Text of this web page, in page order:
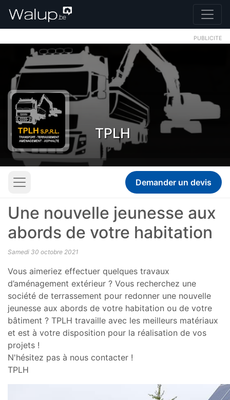
PUBLICITE
TPLH
Demander un devis
Une nouvelle jeunesse aux
abords de votre habitation
Samedi 30 octobre 2021
Vous aimeriez effectuer quelques travaux
d’aménagement extérieur ? Vous recherchez une
société de terrassement pour redonner une nouvelle
jeunesse aux abords de votre habitation ou de votre
bâtiment ? TPLH travaille avec les meilleurs matériaux
et est à votre disposition pour la réalisation de vos
projets !
N'hésitez pas à nous contacter !
TPLH